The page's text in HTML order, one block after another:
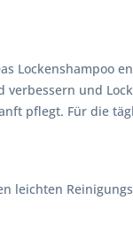
Lockenshampoo
und
pflegt. Für die
leichten